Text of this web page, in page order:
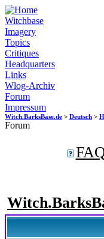
Witchbase
Imagery
Topics
Critiques
Headquarters
Links
Wlog-Archiv
Forum
Impressum
Witch.BarksBase.de > Deutsch >
Forum